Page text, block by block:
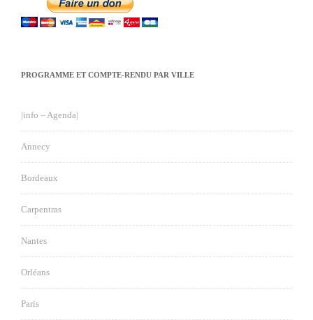
PROGRAMME ET COMPTE-RENDU PAR VILLE
|info – Agenda|
Annecy
Bordeaux
Carpentras
Nantes
Orléans
Paris